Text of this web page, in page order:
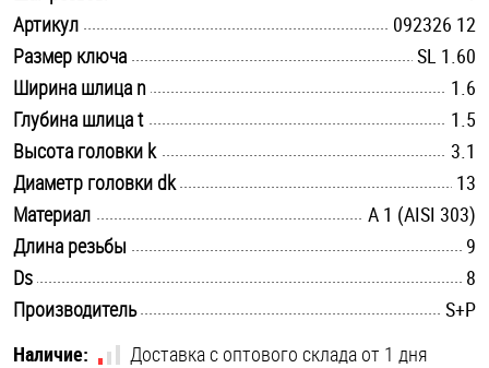
Шайбы
Шпильки
Шплинты
Штифты и пальцы
Артикул
092326 12
Размер ключа
SL 1.60
Ширина шлица n
1.6
Глубина шлица t
1.5
Высота головки k
3.1
Диаметр головки dk
13
Материал
А 1 (AISI 303)
Длина резьбы
9
Ds
8
Производитель
S+P
Наличие:
Доставка с оптового склада от 1 дня